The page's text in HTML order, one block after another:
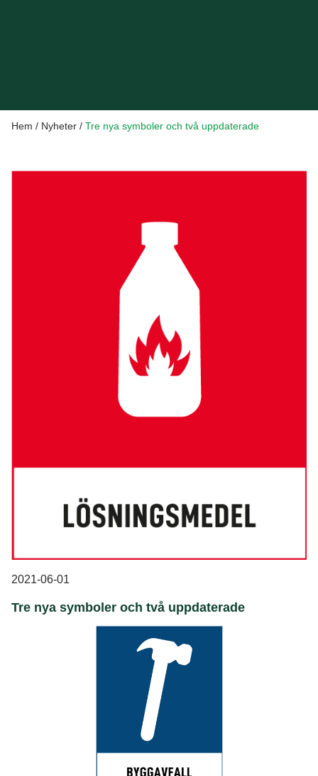
Hem / Nyheter / Tre nya symboler och två uppdaterade
2021-06-01
Tre nya symboler och två uppdaterade